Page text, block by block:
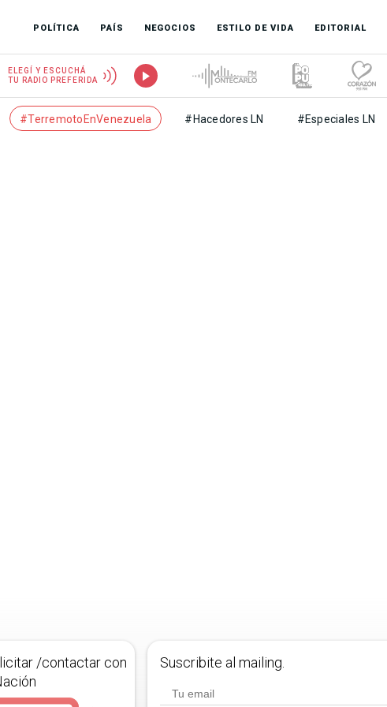
POLÍTICA PAÍS NEGOCIOS ESTILO DE VIDA EDITORIAL
ELEGÍ Y ESCUCHÁ
TU RADIO PREFERIDA
#TerremotoEnVenezuela #Hacedores LN #Especiales LN
/contactar con
Suscribite al mailing.